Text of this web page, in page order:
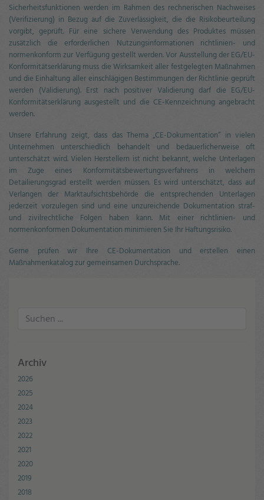
Sicherheitsfunktionen werden im Rahmen des rechnerischen Nachweises
(Verifizierung) in Bezug auf die Zuverlässigkeit, die die Risikobeurteilung
vorgibt, geprüft. Für eine sichere Verwendung des Produktes müssen
zusätzlich die erforderlichen Nutzungsinformationen richtlinien- und
normenkonform zur Verfügung gestellt werden. Vor Ausstellung der EG/EU-
Konformitätserklärung muss die Wirksamkeit aller festgelegten Maßnahmen
und die Einhaltung aller einschlägigen Bestimmungen der Richtlinie geprüft
werden (Validierung). Erst nach positiver Validierung darf die EG/EU-
Konformitätserklärung ausgestellt und die CE-Kennzeichnung angebracht
werden.
Unsere Erfahrung zeigt, dass das Thema „CE-Dokumentation“ in vielen
Unternehmen unterschiedlich behandelt und bedauerlicherweise oft
unterschätzt wird. Vielen Herstellern ist nicht bekannt, welche Unterlagen
im Zuge eines Konformitätsbewertungsverfahrens in welchem
Detailierungsgrad erstellt werden müssen. Es wird unterschätzt, dass auf
Verlangen der Marktaufsichtsbehörde die entsprechenden Unterlagen
jederzeit vorzulegen sind und eine unzureichende Dokumentation straf-
und zivilrechtliche Folgen haben kann. Mit einer richtlinien- und
normenkonformen Dokumentation minimieren Sie Ihr Haftungsrisiko.
Gerne prüfen wir Ihre CE-Dokumentation und erstellen einen
Maßnahmenkatalog zur gemeinsamen Durchsprache.
Archiv
2026
2025
2024
2023
2022
2021
2020
2019
2018